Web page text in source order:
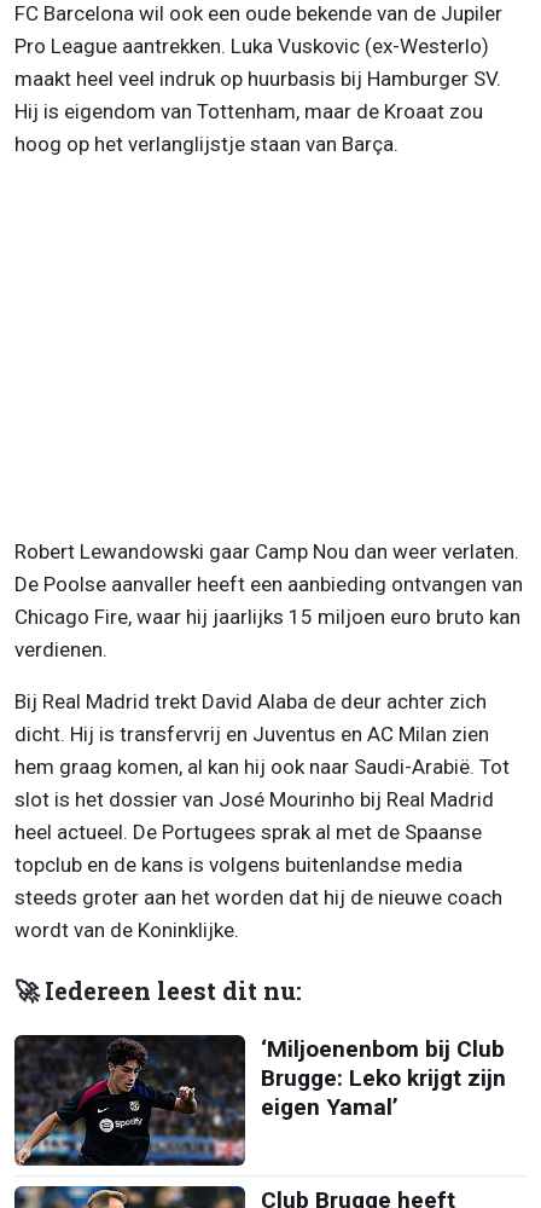
FC Barcelona wil ook een oude bekende van de Jupiler
Pro League aantrekken. Luka Vuskovic (ex-Westerlo)
maakt heel veel indruk op huurbasis bij Hamburger SV.
Hij is eigendom van Tottenham, maar de Kroaat zou
hoog op het verlanglijstje staan van Barça.
Robert Lewandowski gaar Camp Nou dan weer verlaten.
De Poolse aanvaller heeft een aanbieding ontvangen van
Chicago Fire, waar hij jaarlijks 15 miljoen euro bruto kan
verdienen.
Bij Real Madrid trekt David Alaba de deur achter zich
dicht. Hij is transfervrij en Juventus en AC Milan zien
hem graag komen, al kan hij ook naar Saudi-Arabië. Tot
slot is het dossier van José Mourinho bij Real Madrid
heel actueel. De Portugees sprak al met de Spaanse
topclub en de kans is volgens buitenlandse media
steeds groter aan het worden dat hij de nieuwe coach
wordt van de Koninklijke.
🚀 Iedereen leest dit nu:
‘Miljoenenbom bij Club
Brugge: Leko krijgt zijn
eigen Yamal’
Club Brugge heeft